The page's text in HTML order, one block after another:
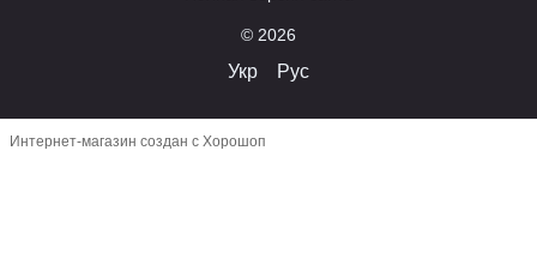
© 2026
Укр Рус
Интернет-магазин создан с Хорошоп